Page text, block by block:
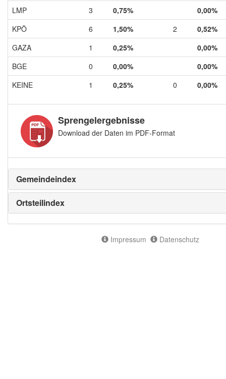
LMP
3 0,75%
0,00%
KPÖ
6 1,50% 2
0,52%
GAZA
1 0,25%
0,00%
BGE
0 0,00%
0,00%
KEINE
1 0,25% 0 0,00%
Sprengelergebnisse
Download der Daten im PDF-Format
Gemeindeindex
Ortsteilindex
Impressum Datenschutz